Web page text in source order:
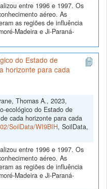
entre 1996 e 1997. Os
aéreo. As
as regiões de influência
Madeira e Ji-Paraná-
do Estado de
horizonte para cada
Thomas A., 2023,
ecológico do Estado de
cada horizonte para cada
SoilData/WI9BIH, SoilData,
entre 1996 e 1997. Os
aéreo. As
as regiões de influência
Madeira e Ji-Paraná-